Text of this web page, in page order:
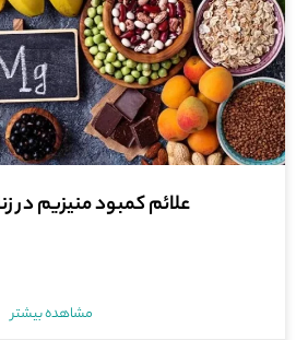
علائم کمبود منیزیم در
مشاهده بیشتر